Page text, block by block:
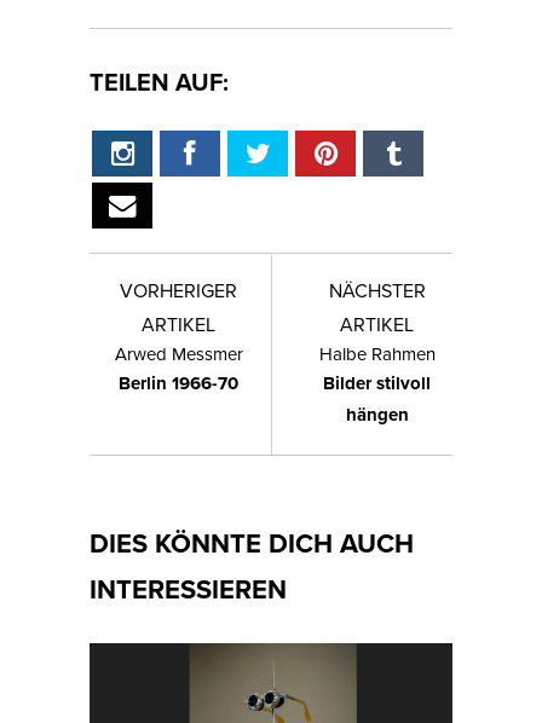
TEILEN AUF:
VORHERIGER
ARTIKEL
Arwed Messmer
Berlin 1966-70
NÄCHSTER
ARTIKEL
Halbe Rahmen
Bilder stilvoll
hängen
DIES KÖNNTE DICH AUCH
INTERESSIEREN